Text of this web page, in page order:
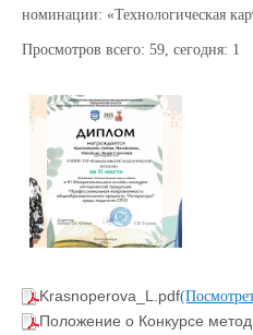
номинации: «Технологическая
Просмотров всего: 59, сегодня: 1
Krasnoperova_L.pdf
Положение о Конкурсе